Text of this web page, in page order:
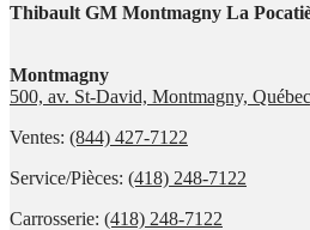
Thibault GM Montmagny La
Montmagny
500, av. St-David, Montmagny,
Ventes: (844) 427-7122
Service/Pièces: (418) 248-7122
Carrosserie: (418) 248-7122